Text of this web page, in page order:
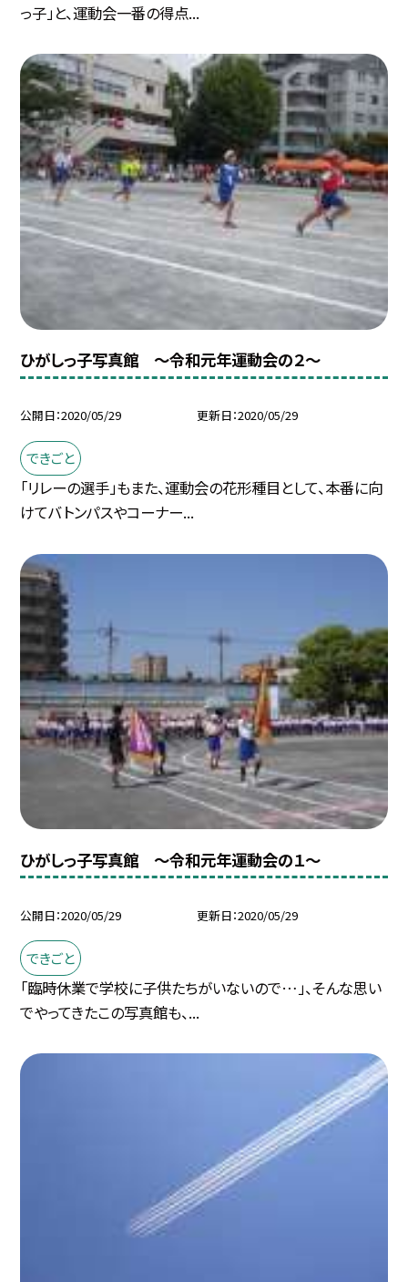
っ子」と、運動会一番の得点...
ひがしっ子写真館 〜令和元年運動会の２〜
公開日 2020/05/29 更新日 2020/05/29
できごと
「リレーの選手」もまた、運動会の花形種目として、本番に向
けてバトンパスやコーナー...
ひがしっ子写真館 〜令和元年運動会の１〜
公開日 2020/05/29 更新日 2020/05/29
できごと
「臨時休業で学校に子供たちがいないので…」、そんな思い
でやってきたこの写真館も、...